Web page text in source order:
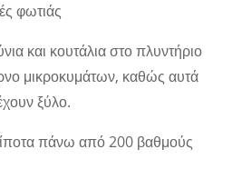
φωτιάς
και κουτάλια στο πλυντήριο
μικροκυμάτων, καθώς αυτά
ξύλο.
πάνω από 200 βαθμούς